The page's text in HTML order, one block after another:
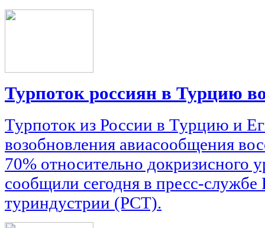
Турпоток россиян в Турцию
Турпоток из России в Турцию и
возобновления авиасообщения
70% относительно докризисного
сообщили сегодня в пресс-службе
туриндустрии (РСТ).